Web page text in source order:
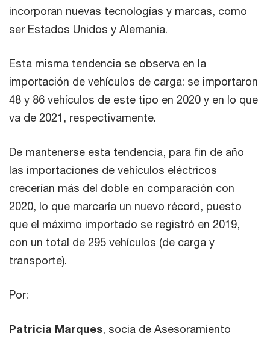
incorporan nuevas tecnologías y marcas, como
ser Estados Unidos y Alemania.
Esta misma tendencia se observa en la
importación de vehículos de carga: se importaron
48 y 86 vehículos de este tipo en 2020 y en lo que
va de 2021, respectivamente.
De mantenerse esta tendencia, para fin de año
las importaciones de vehículos eléctricos
crecerían más del doble en comparación con
2020, lo que marcaría un nuevo récord, puesto
que el máximo importado se registró en 2019,
con un total de 295 vehículos (de carga y
transporte).
Por:
Patricia Marques, socia de Asesoramiento